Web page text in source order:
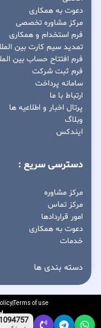
دعوت به همکاری
مرکز مشاوره تخصصی
فرم استخدام و همکاری
تمدید سیم کارت بین
فرم افتتاح حساب بین
فرم ثبت شرکت
سامانه پرداخت
ارتباط با ما
پرتال اخبار و اطلاعیه ها
وبلاگ
ایندکس
دسترسی سریع :
مرکز مشاوره
مرکز تماس
امور قراردادها
دعوت به همکاری
خدمات
دسته بندی ها
Terms of use
آگوست